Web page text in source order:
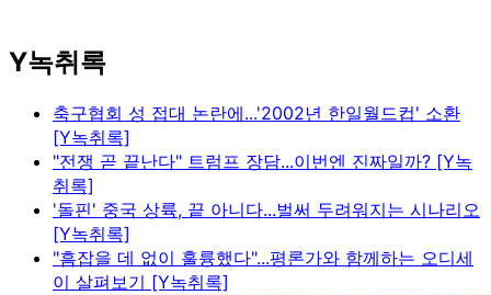
Y녹취록
축구협회 성 접대 논란에...'2002년 한일월드컵' 소환
[Y녹취록]
"전쟁 곧 끝난다" 트럼프 장담...이번엔 진짜일까? [Y녹
취록]
'돌핀' 중국 상륙, 끝 아니다...벌써 두려워지는 시나리오
[Y녹취록]
"흠잡을 데 없이 훌륭했다"...평론가와 함께하는 오디세
이 살펴보기 [Y녹취록]